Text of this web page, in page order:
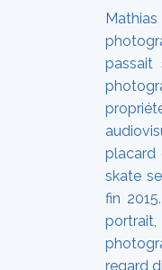
passait
placard
skate
fin
regard